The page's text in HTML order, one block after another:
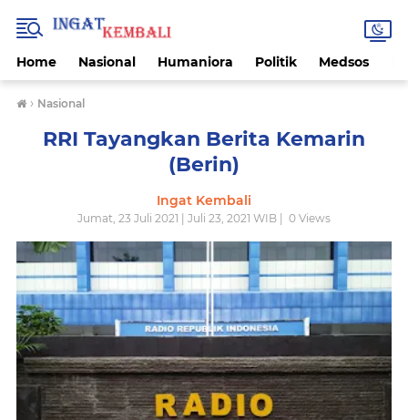
Home Nasional Humaniora Politik Medsos
› Nasional
RRI Tayangkan Berita Kemarin
(Berin)
Ingat Kembali
Jumat, 23 Juli 2021 | Juli 23, 2021 WIB | 0 Views